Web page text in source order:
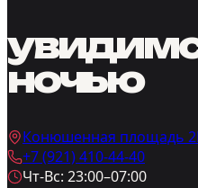
ночью
Конюшенная площадь
+7 (921) 410-44-40
Чт-Вс: 23:00–07:00